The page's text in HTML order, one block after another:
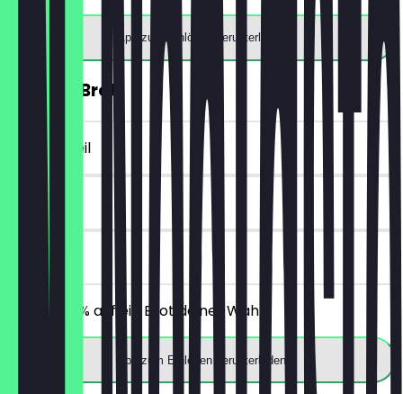
App zum Einlösen herunterladen
30% auf Brot
~2 € Vorteil
14 Tage
vor Ort
Erhalte 30% auf ein Brot deiner Wahl.
App zum Einlösen herunterladen